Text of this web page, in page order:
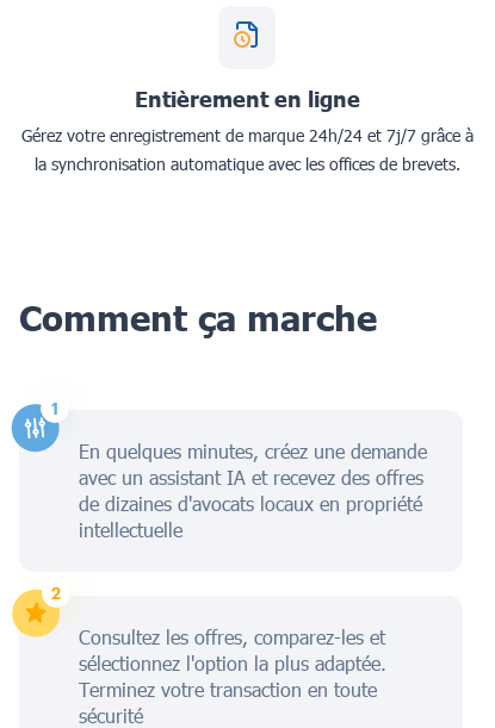
Entièrement en ligne
Gérez votre enregistrement de marque 24h/24 et 7j/7 grâce à
la synchronisation automatique avec les offices de brevets.
Comment ça marche
En quelques minutes, créez une demande
avec un assistant IA et recevez des offres
de dizaines d'avocats locaux en propriété
intellectuelle
Consultez les offres, comparez-les et
sélectionnez l'option la plus adaptée.
Terminez votre transaction en toute
sécurité